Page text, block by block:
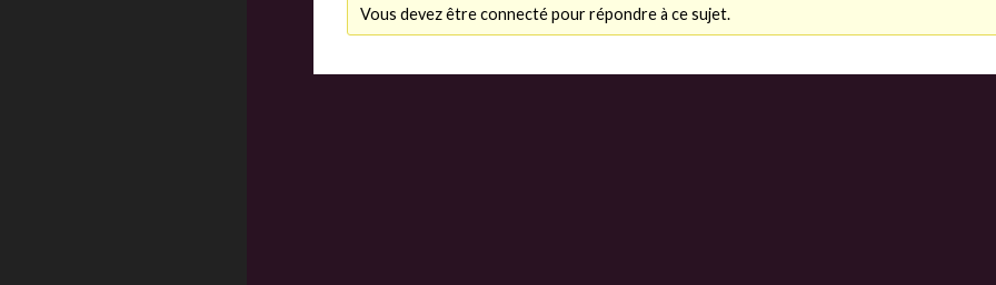
Vous devez être connecté pour répondre à ce sujet.